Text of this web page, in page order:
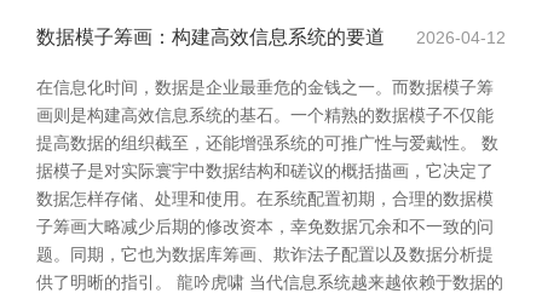
数据模子筹画：构建高效信息系统的要道 2026-04-12
在信息化时间，数据是企业最垂危的金钱之一。而数据模子筹
画则是构建高效信息系统的基石。一个精熟的数据模子不仅能
提高数据的组织截至，还能增强系统的可推广性与爱戴性。 数
据模子是对实际寰宇中数据结构和磋议的概括描画，它决定了
数据怎样存储、处理和使用。在系统配置初期，合理的数据模
子筹画大略减少后期的修改资本，幸免数据冗余和不一致的问
题。同期，它也为数据库筹画、欺诈法子配置以及数据分析提
供了明晰的指引。 龍吟虎啸 当代信息系统越来越依赖于数据的